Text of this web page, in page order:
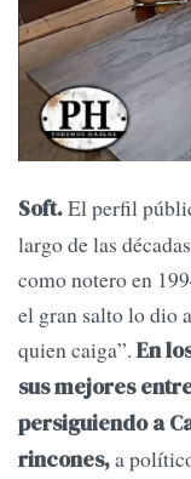
Soft.El perfil
largo de las
como notero en
el gran salto lo dio
quien caiga”. En
sus mejores
persiguiendo a
rincones,a